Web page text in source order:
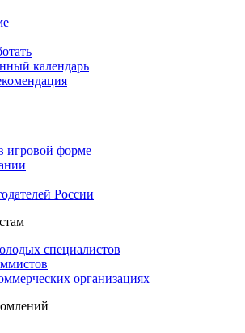
календарь
игровой форме
России
специалистов
организациях